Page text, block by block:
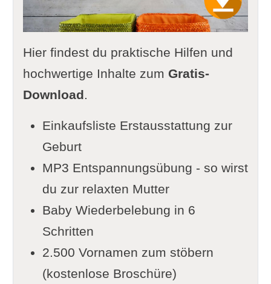
Hier findest du praktische Hilfen und
hochwertige Inhalte zum Gratis-
Download.
Einkaufsliste Erstausstattung zur
Geburt
MP3 Entspannungsübung - so wirst
du zur relaxten Mutter
Baby Wiederbelebung in 6
Schritten
2.500 Vornamen zum stöbern
(kostenlose Broschüre)